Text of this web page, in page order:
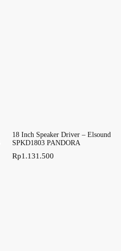
18 Inch Speaker Driver – Elsound
SPKD1803 PANDORA
Rp1.131.500